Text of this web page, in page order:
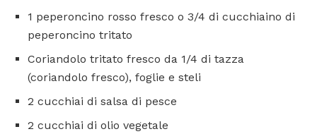
1 peperoncino rosso fresco o 3/4 di cucchiaino di
peperoncino tritato
Coriandolo tritato fresco da 1/4 di tazza
(coriandolo fresco), foglie e steli
2 cucchiai di salsa di pesce
2 cucchiai di olio vegetale